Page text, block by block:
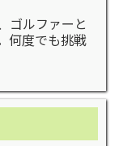
ゴルファーと
何度でも挑戦